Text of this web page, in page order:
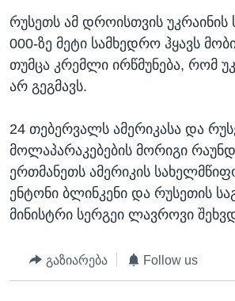
რუსეთს ამ დროისთვის უკრაინის
000-ზე მეტი სამხედრო ჰყავს
თუმცა კრემლი ირწმუნება, რომ
არ გეგმავს.
24 თებერვალს ამერიკასა და
მოლაპარაკებების მორიგი
ერთმანეთს ამერიკის
ენტონი ბლინკენი და რუსეთის
მინისტრი სერგეი ლავროვი
გაზიარება Follow us